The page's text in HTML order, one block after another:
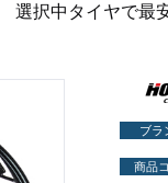
選択中タイヤで最
ブラ
商品